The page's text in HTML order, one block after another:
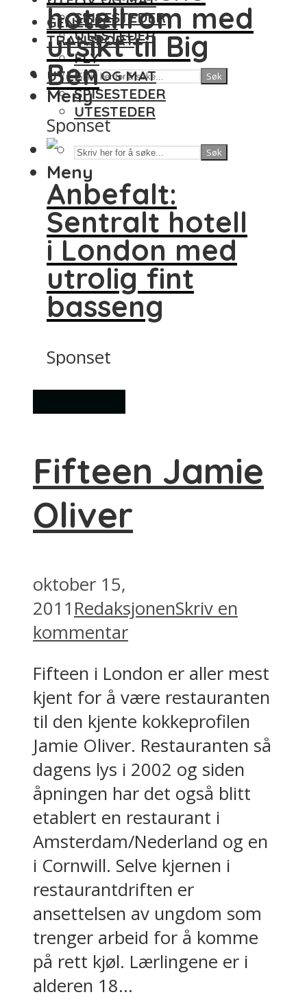
SPISESTEDER
UTESTEDER
Søk
Meny
GENERELT
TRANSPORT
FLY
UTELIV OG MAT
SPISESTEDER
UTESTEDER
Søk
Meny
hotellrom med
utsikt til Big
Ben
Sponset
Anbefalt:
Sentralt hotell
i London med
utrolig fint
basseng
Sponset
Fifteen Jamie
Oliver
oktober 15,
2011 RedaksjonenSkriv en
kommentar
Fifteen i London er aller mest
kjent for å være restauranten
til den kjente kokkeprofilen
Jamie Oliver. Restauranten så
dagens lys i 2002 og siden
åpningen har det også blitt
etablert en restaurant i
Amsterdam/Nederland og en
i Cornwill. Selve kjernen i
restaurantdriften er
ansettelsen av ungdom som
trenger arbeid for å komme
på rett kjøl. Lærlingene er i
alderen 18...